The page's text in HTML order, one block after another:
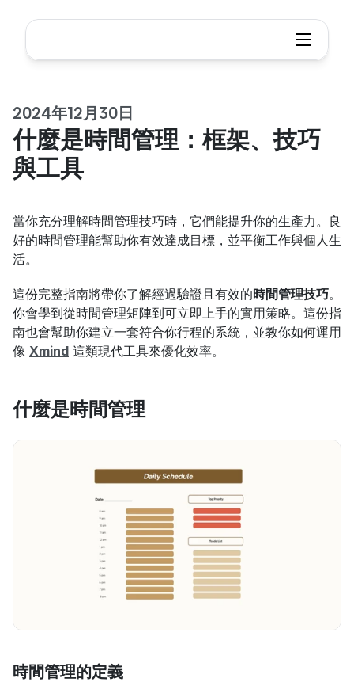
2024年12月30日
什麼是時間管理：框架、技巧
與工具
當你充分理解時間管理技巧時，它們能提升你的生產力。良
好的時間管理能幫助你有效達成目標，並平衡工作與個人生
活。
這份完整指南將帶你了解經過驗證且有效的時間管理技巧。
你會學到從時間管理矩陣到可立即上手的實用策略。這份指
南也會幫助你建立一套符合你行程的系統，並教你如何運用
像 Xmind 這類現代工具來優化效率。
什麼是時間管理
時間管理的定義